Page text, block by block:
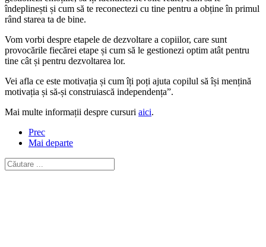
îndeplinești și cum să te reconectezi cu tine pentru a obține în primul
rând starea ta de bine.
Vom vorbi despre etapele de dezvoltare a copiilor, care sunt
provocările fiecărei etape și cum să le gestionezi optim atât pentru
tine cât și pentru dezvoltarea lor.
Vei afla ce este motivația și cum îți poți ajuta copilul să își mențină
motivația și să-și construiască independența”.
Mai multe informații despre cursuri aici.
Prec
Mai departe